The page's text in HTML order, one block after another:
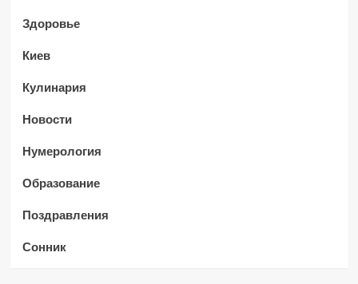
Здоровье
Киев
Кулинария
Новости
Нумерология
Образование
Поздравления
Сонник